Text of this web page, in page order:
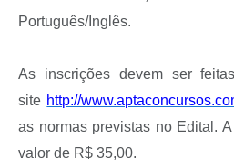
Português/Inglês.
As inscrições devem ser
site http://
as normas previstas no Edital.
valor de R$ 35,00.